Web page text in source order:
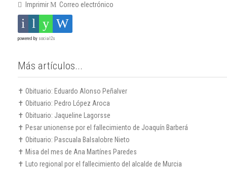
Imprimir Correo electrónico
powered by social2s
Más artículos...
✝️ Obituario: Eduardo Alonso Peñalver
✝️ Obituario: Pedro López Aroca
✝️ Obituario: Jaqueline Lagorsse
✝️ Pesar unionense por el fallecimiento de Joaquín Barberá
✝️ Obituario: Pascuala Balsalobre Nieto
✝️ Misa del mes de Ana Martínes Paredes
✝️ Luto regional por el fallecimiento del alcalde de Murcia